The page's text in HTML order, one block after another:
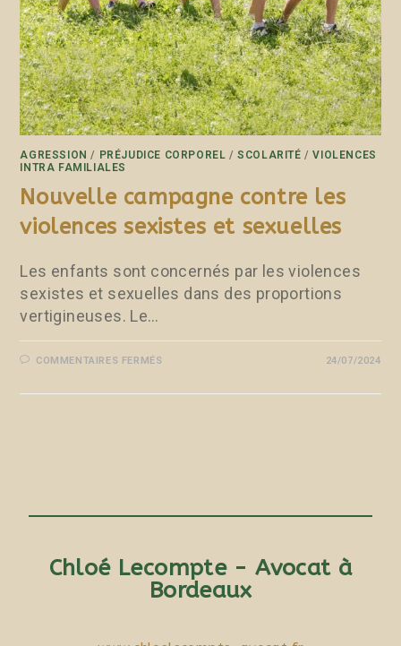
AGRESSION / PRÉJUDICE CORPOREL /SCOLARITÉ /VIOLENCES
INTRA FAMILIALES
Nouvelle campagne contre les
violences sexistes et sexuelles
Les enfants sont concernés par les violences
sexistes et sexuelles dans des proportions
vertigineuses. Le…
COMMENTAIRES FERMÉS 24/07/2024
Chloé Lecompte - Avocat à
Bordeaux